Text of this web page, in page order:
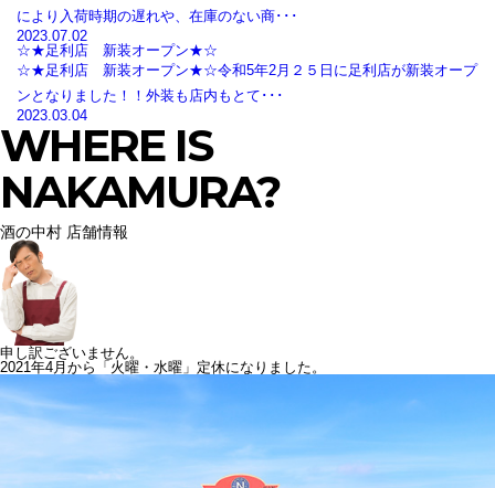
により入荷時期の遅れや、在庫のない商･･･
2023.07.02
☆★足利店 新装オープン★☆
☆★足利店 新装オープン★☆令和5年2月２５日に足利店が新装オープ
ンとなりました！！外装も店内もとて･･･
2023.03.04
WHERE IS
NAKAMURA?
酒の中村 店舗情報
申し訳ございません。
2021年4月から「火曜・水曜」定休になりました。